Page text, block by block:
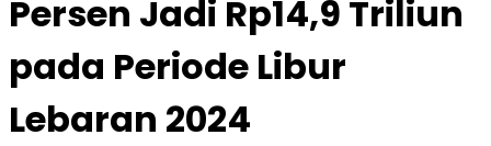
Persen Jadi Rp14,9 Triliun
pada Periode Libur
Lebaran 2024